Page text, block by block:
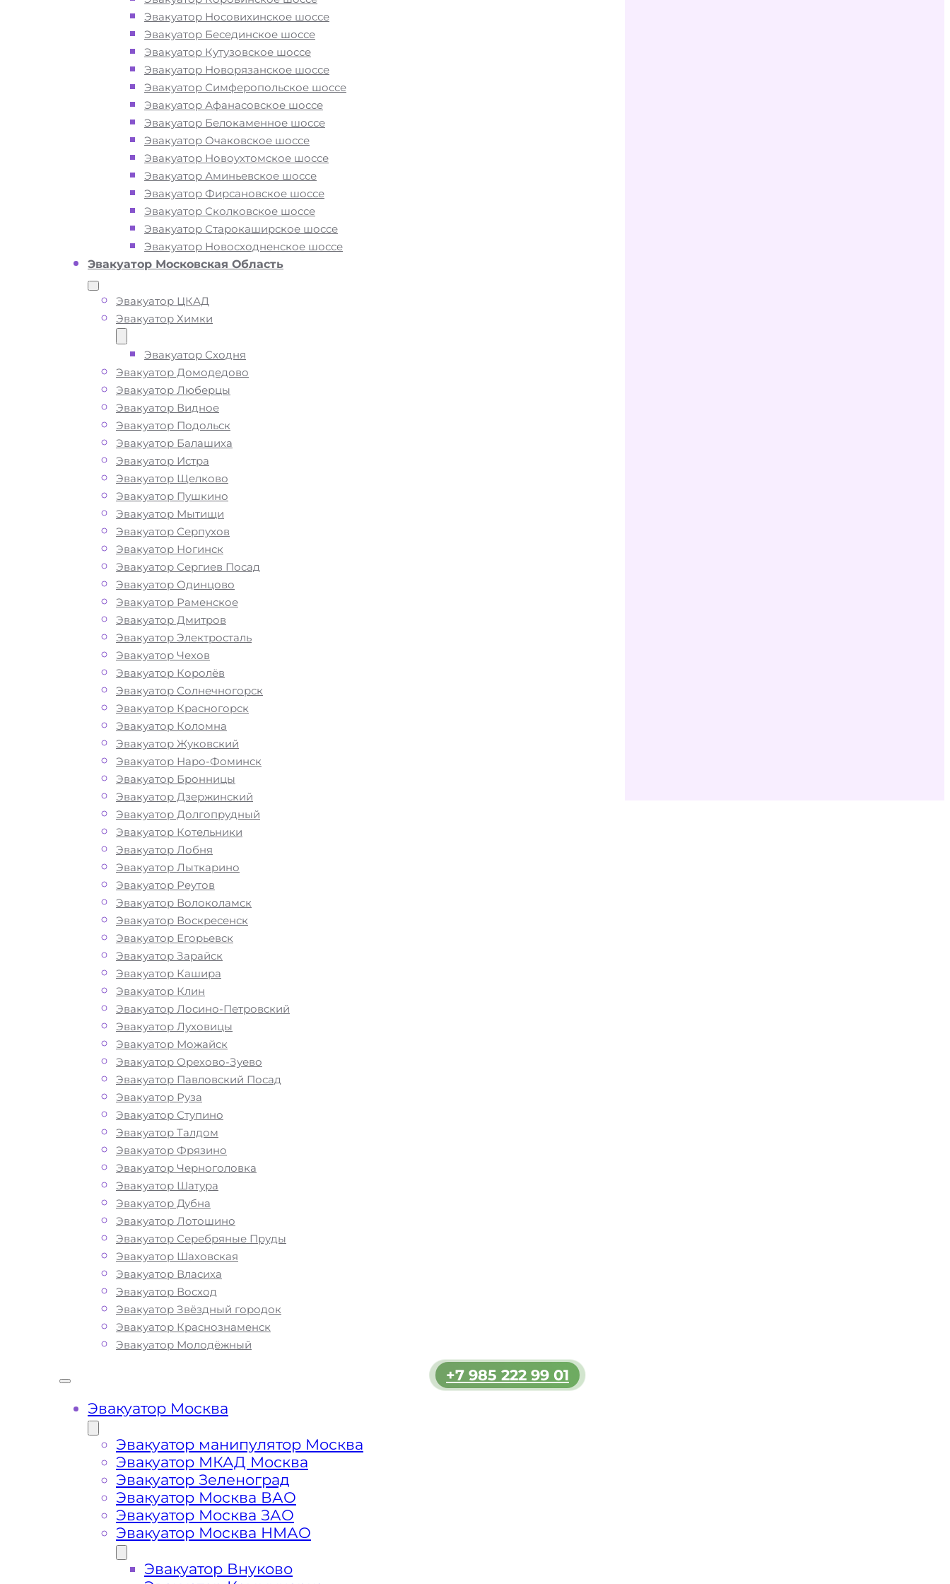
Эвакуатор Носовихинское шоссе
Эвакуатор Бесединское шоссе
Эвакуатор Кутузовское шоссе
Эвакуатор Новорязанское шоссе
Эвакуатор Симферопольское шоссе
Эвакуатор Афанасовское шоссе
Эвакуатор Белокаменное шоссе
Эвакуатор Очаковское шоссе
Эвакуатор Новоухтомское шоссе
Эвакуатор Аминьевское шоссе
Эвакуатор Фирсановское шоссе
Эвакуатор Сколковское шоссе
Эвакуатор Старокаширское шоссе
Эвакуатор Новосходненское шоссе
Эвакуатор Московская Область
Эвакуатор ЦКАД
Эвакуатор Химки
Эвакуатор Сходня
Эвакуатор Домодедово
Эвакуатор Люберцы
Эвакуатор Видное
Эвакуатор Подольск
Эвакуатор Балашиха
Эвакуатор Истра
Эвакуатор Щелково
Эвакуатор Пушкино
Эвакуатор Мытищи
Эвакуатор Серпухов
Эвакуатор Ногинск
Эвакуатор Сергиев Посад
Эвакуатор Одинцово
Эвакуатор Раменское
Эвакуатор Дмитров
Эвакуатор Электросталь
Эвакуатор Чехов
Эвакуатор Королёв
Эвакуатор Солнечногорск
Эвакуатор Красногорск
Эвакуатор Коломна
Эвакуатор Жуковский
Эвакуатор Наро-Фоминск
Эвакуатор Бронницы
Эвакуатор Дзержинский
Эвакуатор Долгопрудный
Эвакуатор Котельники
Эвакуатор Лобня
Эвакуатор Лыткарино
Эвакуатор Реутов
Эвакуатор Волоколамск
Эвакуатор Воскресенск
Эвакуатор Егорьевск
Эвакуатор Зарайск
Эвакуатор Кашира
Эвакуатор Клин
Эвакуатор Лосино-Петровский
Эвакуатор Луховицы
Эвакуатор Можайск
Эвакуатор Орехово-Зуево
Эвакуатор Павловский Посад
Эвакуатор Руза
Эвакуатор Ступино
Эвакуатор Талдом
Эвакуатор Фрязино
Эвакуатор Черноголовка
Эвакуатор Шатура
Эвакуатор Дубна
Эвакуатор Лотошино
Эвакуатор Серебряные Пруды
Эвакуатор Шаховская
Эвакуатор Власиха
Эвакуатор Восход
Эвакуатор Звёздный городок
Эвакуатор Краснознаменск
Эвакуатор Молодёжный
Эвакуатор Москва
Эвакуатор манипулятор Москва
Эвакуатор МКАД Москва
Эвакуатор Зеленоград
Эвакуатор Москва ВАО
Эвакуатор Москва ЗАО
Эвакуатор Москва НМАО
Эвакуатор Внуково
+7 985 222 99 01
Закажите услугу "эвакуатор метро
Первомайская"по номеру телефона или
"онлайн" на сайте компании «МОБИ»
Вам необходимы услуги ближайшего
эвакуатора от метро Первомайская в
Москве? Рядом и недорого? Эвакуаторы
«МОБИ» находятся на площадях,
автодорогах и улицах Москвы в районе
метро Первомайской 24 часа в сутки.
Обращайтесь к нам круглосуточно, мы
готовы оказать помощь на дороге в любой
ситуации и гарантируем низкие цены и
высокое качество наших услуг.
ТЕЛЕФОН
Как перевезти
авто у метро
Первомайская
Москва?
Перевозка автомобиля от метро
Первомайская в Москве эвакуатором
«МОБИ» дешево, круглосуточно и срочно –
это возможность быстро и без лишних
затрат решить возникшие на дороге
проблемы с автомобилем. Мы рады
предложить вам свои услуги по вызову
автоэвакуатора. Звоните по телефону — у
нас вы найдете все, что нужно для
оперативной и безопасной эвакуации
вашего авто: доступные цены,
круглосуточную связь и профессиональных
водителей с большим опытом работы. Мы
помощь эвакуатора на дороге по низкой
стоимости. Наша компания имеет большой
опыт в сфере транспортировки и
гарантирует качество услуг эвакуации у
метро Первомайская Москва. Мы
используем только современное
оборудование и технику, что позволяет
срочно и безопасно эвакуировать ваш
автомобиль с Московских, Подмосковных
автотрасс, шоссе и автомагистралей в ВАО
при поломке транспортного средства или
ДТП. Вы всегда можете ознакомиться с